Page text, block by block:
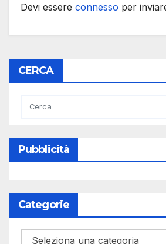
Devi essere connesso per
CERCA
Pubblicità
Categorie
Categorie